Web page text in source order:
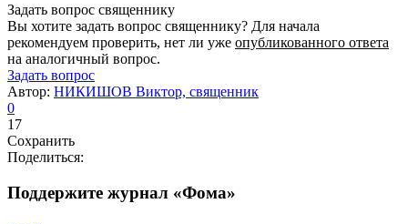
Задать вопрос священнику
Вы хотите задать вопрос священнику? Для начала
рекомендуем проверить, нет ли уже опубликованного ответа
на аналогичный вопрос.
Задать вопрос
Автор: НИКИШОВ Виктор, священник
0
17
Сохранить
Поделиться:
Поддержите журнал «Фома»